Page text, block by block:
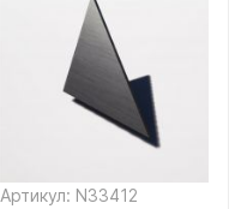
Артикул: N33412